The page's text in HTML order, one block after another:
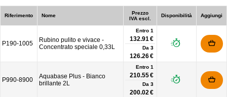
Riferimento Nome
Prezzo
IVA escl.
Disponibilità Aggiungi
P190-1005
Rubino pulito e vivace -
Concentrato speciale 0,33L
Entro 1
132.91 €
Da 3
126.26 €
P990-8900
Aquabase Plus - Bianco
brillante 2L
Entro 1
210.55 €
Da 3
200.02 €